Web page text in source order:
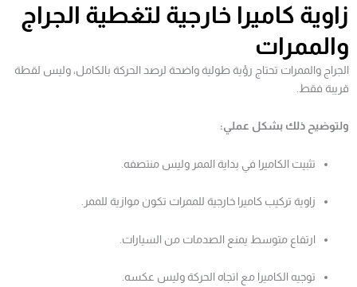
زاوية كاميرا خارجية لتغطية الجراج
والممرات
الجراج والممرات تحتاج رؤية طولية واضحة لرصد الحركة بالكامل، وليس لقطة
قريبة فقط.
ولتوضيح ذلك بشكل عملي:
تثبيت الكاميرا في بداية الممر وليس منتصفه.
زاوية تركيب كاميرا خارجية للممرات تكون موازية للممر.
ارتفاع متوسط يمنع الصدمات من السيارات.
توجيه الكاميرا مع اتجاه الحركة وليس عكسه.